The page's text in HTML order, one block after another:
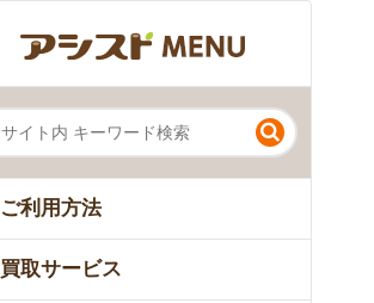
ご利用方法
買取サービス